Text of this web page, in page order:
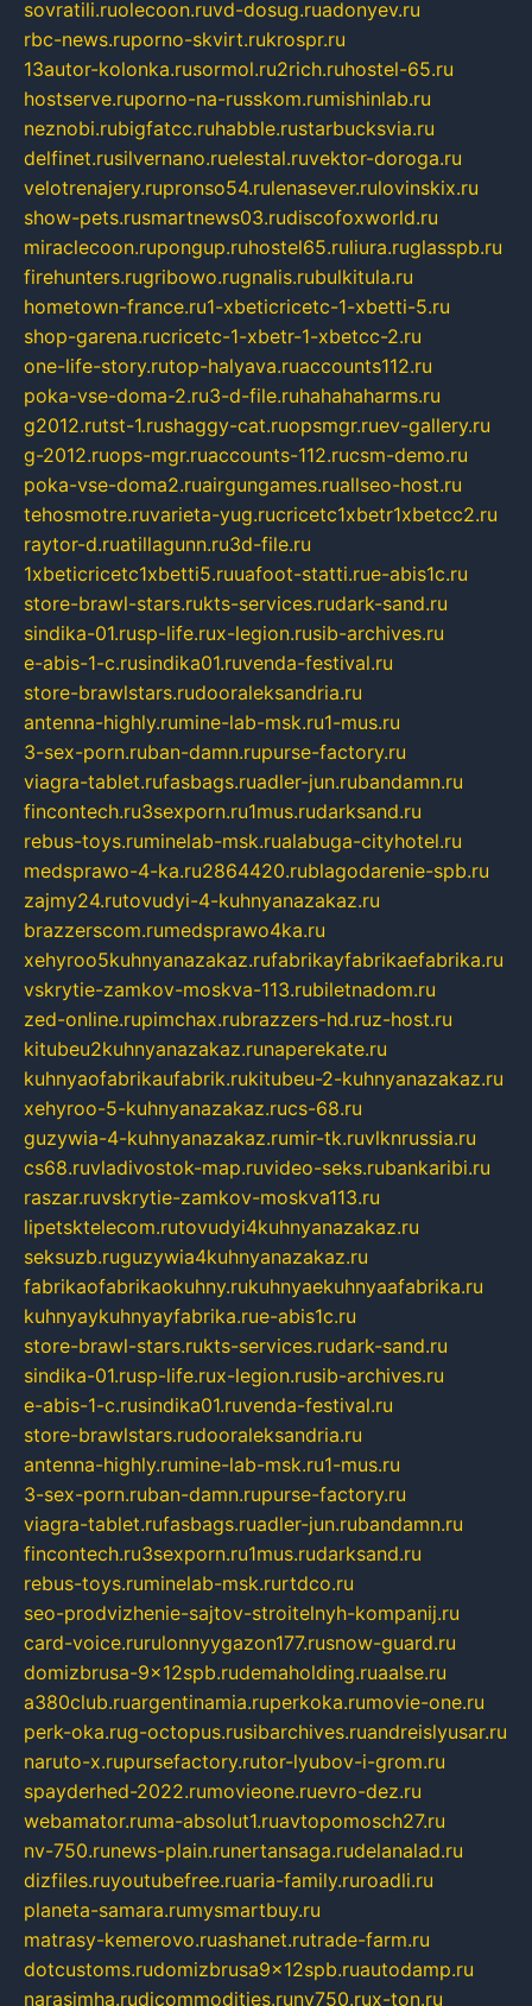
sovratili.ruolecoon.ruvd-dosug.ruadonyev.ru
rbc-news.ruporno-skvirt.rukrospr.ru
13autor-kolonka.rusormol.ru2rich.ruhostel-65.ru
hostserve.ruporno-na-russkom.rumishinlab.ru
neznobi.rubigfatcc.ruhabble.rustarbucksvia.ru
delfinet.rusilvernano.ruelestal.ruvektor-doroga.ru
velotrenajery.rupronso54.rulenasever.rulovinskix.ru
show-pets.rusmartnews03.rudiscofoxworld.ru
miraclecoon.rupongup.ruhostel65.ruliura.ruglasspb.ru
firehunters.rugribowo.rugnalis.rubulkitula.ru
hometown-france.ru1-xbeticricetc-1-xbetti-5.ru
shop-garena.rucricetc-1-xbetr-1-xbetcc-2.ru
one-life-story.rutop-halyava.ruaccounts112.ru
poka-vse-doma-2.ru3-d-file.ruhahahaharms.ru
g2012.rutst-1.rushaggy-cat.ruopsmgr.ruev-gallery.ru
g-2012.ruops-mgr.ruaccounts-112.rucsm-demo.ru
poka-vse-doma2.ruairgungames.ruallseo-host.ru
tehosmotre.ruvarieta-yug.rucricetc1xbetr1xbetcc2.ru
raytor-d.ruatillagunn.ru3d-file.ru
1xbeticricetc1xbetti5.ruuafoot-statti.rue-abis1c.ru
store-brawl-stars.rukts-services.rudark-sand.ru
sindika-01.rusp-life.rux-legion.rusib-archives.ru
e-abis-1-c.rusindika01.ruvenda-festival.ru
store-brawlstars.rudooraleksandria.ru
antenna-highly.rumine-lab-msk.ru1-mus.ru
3-sex-porn.ruban-damn.rupurse-factory.ru
viagra-tablet.rufasbags.ruadler-jun.rubandamn.ru
fincontech.ru3sexporn.ru1mus.rudarksand.ru
rebus-toys.ruminelab-msk.rualabuga-cityhotel.ru
medsprawo-4-ka.ru2864420.rublagodarenie-spb.ru
zajmy24.rutovudyi-4-kuhnyanazakaz.ru
brazzerscom.rumedsprawo4ka.ru
xehyroo5kuhnyanazakaz.rufabrikayfabrikaefabrika.ru
vskrytie-zamkov-moskva-113.rubiletnadom.ru
zed-online.rupimchax.rubrazzers-hd.ruz-host.ru
kitubeu2kuhnyanazakaz.runaperekate.ru
kuhnyaofabrikaufabrik.rukitubeu-2-kuhnyanazakaz.ru
xehyroo-5-kuhnyanazakaz.rucs-68.ru
guzywia-4-kuhnyanazakaz.rumir-tk.ruvlknrussia.ru
cs68.ruvladivostok-map.ruvideo-seks.rubankaribi.ru
raszar.ruvskrytie-zamkov-moskva113.ru
lipetsktelecom.rutovudyi4kuhnyanazakaz.ru
seksuzb.ruguzywia4kuhnyanazakaz.ru
fabrikaofabrikaokuhny.rukuhnyaekuhnyaafabrika.ru
kuhnyaykuhnyayfabrika.rue-abis1c.ru
store-brawl-stars.rukts-services.rudark-sand.ru
sindika-01.rusp-life.rux-legion.rusib-archives.ru
e-abis-1-c.rusindika01.ruvenda-festival.ru
store-brawlstars.rudooraleksandria.ru
antenna-highly.rumine-lab-msk.ru1-mus.ru
3-sex-porn.ruban-damn.rupurse-factory.ru
viagra-tablet.rufasbags.ruadler-jun.rubandamn.ru
fincontech.ru3sexporn.ru1mus.rudarksand.ru
rebus-toys.ruminelab-msk.rurtdco.ru
seo-prodvizhenie-sajtov-stroitelnyh-kompanij.ru
card-voice.rurulonnyygazon177.rusnow-guard.ru
domizbrusa-9x12spb.rudemaholding.ruaalse.ru
a380club.ruargentinamia.ruperkoka.rumovie-one.ru
perk-oka.rug-octopus.rusibarchives.ruandreislyusar.ru
naruto-x.rupursefactory.rutor-lyubov-i-grom.ru
spayderhed-2022.rumovieone.ruevro-dez.ru
webamator.ruma-absolut1.ruavtopomosch27.ru
nv-750.runews-plain.runertansaga.rudelanalad.ru
dizfiles.ruyoutubefree.ruaria-family.ruroadli.ru
planeta-samara.rumysmartbuy.ru
matrasy-kemerovo.ruashanet.rutrade-farm.ru
dotcustoms.rudomizbrusa9x12spb.ruautodamp.ru
narasimha.rudjcommodities.runv750.rux-ton.ru